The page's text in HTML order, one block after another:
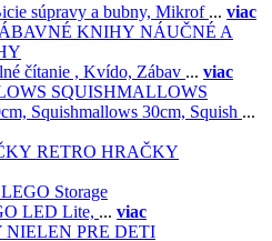
súpravy a bubny, Mikrof ... viac
NÁUČNÉ A
čítanie , Kvído, Zábav ... viac
SQUISHMALLOWS
Squishmallows 30cm, Squish ...
RETRO HRAČKY
LEGO Storage
LED Lite, ... viac